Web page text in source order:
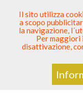
Il sito utilizza
a scopo
la navigazione,
Per maggiori
disattivazione,